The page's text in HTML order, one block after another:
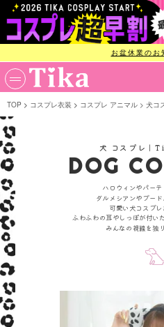
お盆休業のお
TOP コスプレ衣装 コスプレ アニマル 犬コ
犬 コスプレ｜
DOG
ハロウィンやパーテ
ダルメシアンやプード
可愛い犬コスプレ
ふわふわの耳やしっぽが付い
みんなの視線を独